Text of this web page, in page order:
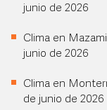
junio de 2026
Clima en
junio de 2026
Clima en
de junio de 2026